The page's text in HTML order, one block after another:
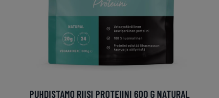
PUHDISTAMO RIISI PROTEIINI 600 G NATURAL